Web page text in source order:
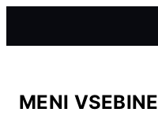
MENI VSEBINE